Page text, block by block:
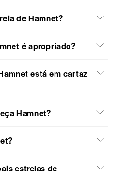
de Hamnet?
é apropriado?
está em cartaz
Hamnet?
estrelas de